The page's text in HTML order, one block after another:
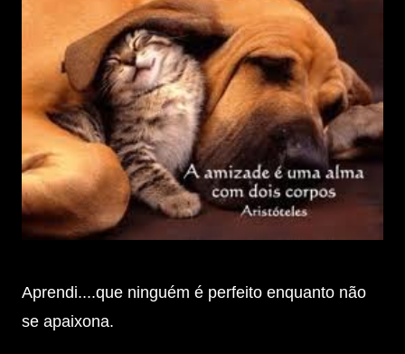
Aprendi....que ninguém é perfeito enquanto não
se apaixona.